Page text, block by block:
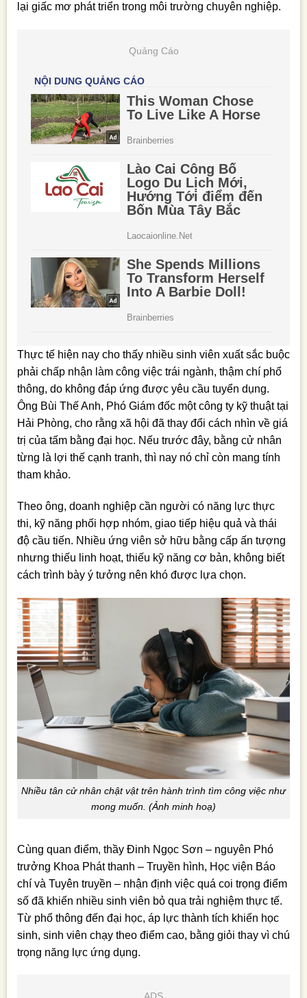
lại giấc mơ phát triển trong môi trường chuyên nghiệp.
Quảng Cáo
Thực tế hiện nay cho thấy nhiều sinh viên xuất sắc buộc
phải chấp nhận làm công việc trái ngành, thậm chí phổ
thông, do không đáp ứng được yêu cầu tuyển dụng.
Ông Bùi Thế Anh, Phó Giám đốc một công ty kỹ thuật tại
Hải Phòng, cho rằng xã hội đã thay đổi cách nhìn về giá
trị của tấm bằng đại học. Nếu trước đây, bằng cử nhân
từng là lợi thế cạnh tranh, thì nay nó chỉ còn mang tính
tham khảo.
Theo ông, doanh nghiệp cần người có năng lực thực
thi, kỹ năng phối hợp nhóm, giao tiếp hiệu quả và thái
độ cầu tiến. Nhiều ứng viên sở hữu bằng cấp ấn tượng
nhưng thiếu linh hoạt, thiếu kỹ năng cơ bản, không biết
cách trình bày ý tưởng nên khó được lựa chọn.
Nhiều tân cử nhân chật vật trên hành trình tìm công việc như
mong muốn. (Ảnh minh hoạ)
Cùng quan điểm, thầy Đinh Ngọc Sơn – nguyên Phó
trưởng Khoa Phát thanh – Truyền hình, Học viện Báo
chí và Tuyên truyền – nhận định việc quá coi trọng điểm
số đã khiến nhiều sinh viên bỏ qua trải nghiệm thực tế.
Từ phổ thông đến đại học, áp lực thành tích khiến học
sinh, sinh viên chạy theo điểm cao, bằng giỏi thay vì chú
trọng năng lực ứng dụng.